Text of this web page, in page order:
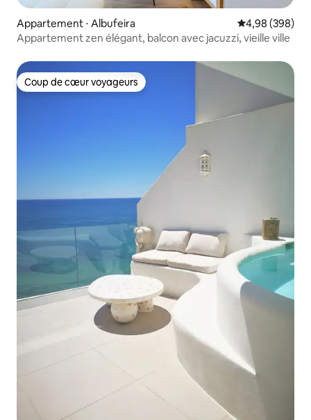
Appartement ⋅ Albufeira Évaluation
4,98 (398)
Appartement zen élégant, balcon avec jacuzzi, vieille ville
Coup de cœur voyageurs
Coup de cœur voyageurs